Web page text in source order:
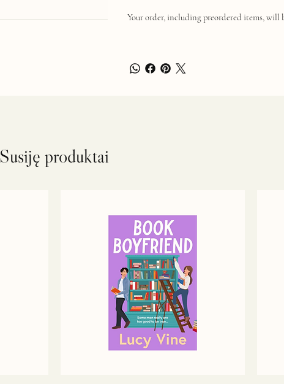
Your order, including preordered items, will
Susiję produktai